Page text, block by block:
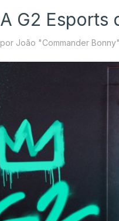
A G2 Esports
por João "Commander